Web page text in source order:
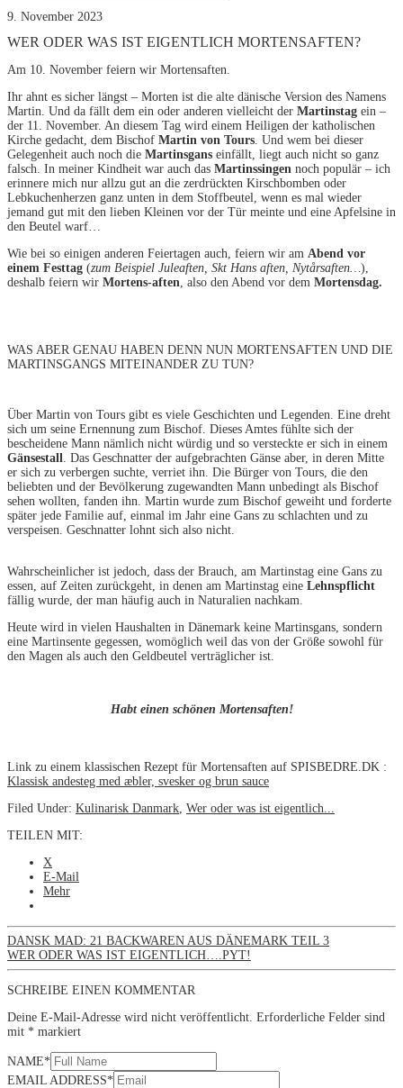
9. November 2023
WER ODER WAS IST EIGENTLICH MORTENSAFTEN?
Am 10. November feiern wir Mortensaften.
Ihr ahnt es sicher längst – Morten ist die alte dänische Version des Namens
Martin. Und da fällt dem ein oder anderen vielleicht der Martinstag ein –
der 11. November. An diesem Tag wird einem Heiligen der katholischen
Kirche gedacht, dem Bischof Martin von Tours . Und wem bei dieser
Gelegenheit auch noch die Martinsgans einfällt, liegt auch nicht so ganz
falsch. In meiner Kindheit war auch das Martinssingen noch populär – ich
erinnere mich nur allzu gut an die zerdrückten Kirschbomben oder
Lebkuchenherzen ganz unten in dem Stoffbeutel, wenn es mal wieder
jemand gut mit den lieben Kleinen vor der Tür meinte und eine Apfelsine in
den Beutel warf…
Wie bei so einigen anderen Feiertagen auch, feiern wir am Abend vor
einem Festtag (zum Beispiel Juleaften, Skt Hans aften, Nytårsaften… ),
deshalb feiern wir Mortens-aften , also den Abend vor dem Mortensdag.
WAS ABER GENAU HABEN DENN NUN MORTENSAFTEN UND DIE
MARTINSGANGS MITEINANDER ZU TUN?
Über Martin von Tours gibt es viele Geschichten und Legenden. Eine dreht
sich um seine Ernennung zum Bischof. Dieses Amtes fühlte sich der
bescheidene Mann nämlich nicht würdig und so versteckte er sich in einem
Gänsestall . Das Geschnatter der aufgebrachten Gänse aber, in deren Mitte
er sich zu verbergen suchte, verriet ihn. Die Bürger von Tours, die den
beliebten und der Bevölkerung zugewandten Mann unbedingt als Bischof
sehen wollten, fanden ihn. Martin wurde zum Bischof geweiht und forderte
später jede Familie auf, einmal im Jahr eine Gans zu schlachten und zu
verspeisen. Geschnatter lohnt sich also nicht.
Wahrscheinlicher ist jedoch, dass der Brauch, am Martinstag eine Gans zu
essen, auf Zeiten zurückgeht, in denen am Martinstag eine Lehnspflicht
fällig wurde, der man häufig auch in Naturalien nachkam.
Heute wird in vielen Haushalten in Dänemark keine Martinsgans, sondern
eine Martinsente gegessen, womöglich weil das von der Größe sowohl für
den Magen als auch den Geldbeutel verträglicher ist.
Habt einen schönen Mortensaften!
Link zu einem klassischen Rezept für Mortensaften auf SPISBEDRE.DK :
Klassisk andesteg med æbler, svesker og brun sauce
Filed Under: Kulinarisk Danmark Wer oder was ist eigentlich...
TEILEN MIT:
X
E-Mail
Mehr
DANSK MAD: 21 BACKWAREN AUS DÄNEMARK TEIL 3
WER ODER WAS IST EIGENTLICH….PYT!
SCHREIBE EINEN KOMMENTAR
Deine E-Mail-Adresse wird nicht veröffentlicht. Erforderliche Felder sind
mit * markiert
NAME*
EMAIL ADDRESS*